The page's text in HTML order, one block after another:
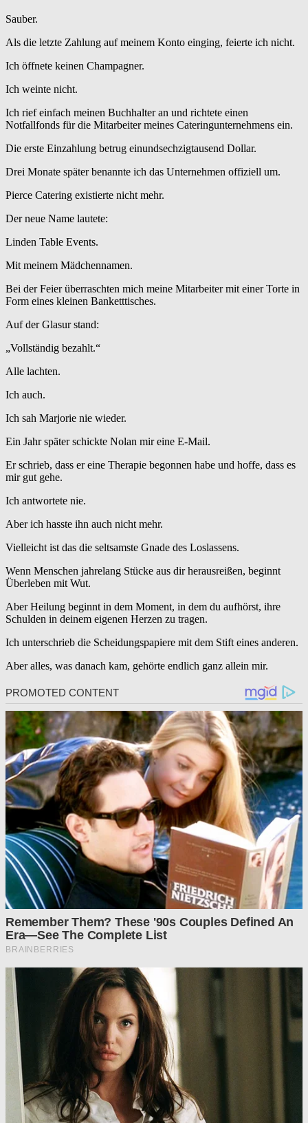
Sauber.
Als die letzte Zahlung auf meinem Konto einging, feierte ich nicht.
Ich öffnete keinen Champagner.
Ich weinte nicht.
Ich rief einfach meinen Buchhalter an und richtete einen
Notfallfonds für die Mitarbeiter meines Cateringunternehmens ein.
Die erste Einzahlung betrug einundsechzigtausend Dollar.
Drei Monate später benannte ich das Unternehmen offiziell um.
Pierce Catering existierte nicht mehr.
Der neue Name lautete:
Linden Table Events.
Mit meinem Mädchennamen.
Bei der Feier überraschten mich meine Mitarbeiter mit einer Torte in
Form eines kleinen Banketttisches.
Auf der Glasur stand:
„Vollständig bezahlt.“
Alle lachten.
Ich auch.
Ich sah Marjorie nie wieder.
Ein Jahr später schickte Nolan mir eine E-Mail.
Er schrieb, dass er eine Therapie begonnen habe und hoffe, dass es
mir gut gehe.
Ich antwortete nie.
Aber ich hasste ihn auch nicht mehr.
Vielleicht ist das die seltsamste Gnade des Loslassens.
Wenn Menschen jahrelang Stücke aus dir herausreißen, beginnt
Überleben mit Wut.
Aber Heilung beginnt in dem Moment, in dem du aufhörst, ihre
Schulden in deinem eigenen Herzen zu tragen.
Ich unterschrieb die Scheidungspapiere mit dem Stift eines anderen.
Aber alles, was danach kam, gehörte endlich ganz allein mir.